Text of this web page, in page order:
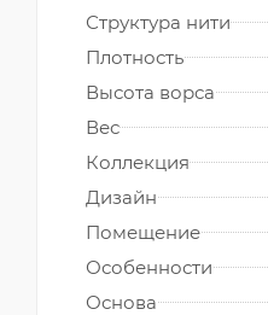
Структура нити
Плотность
Высота ворса
Вес
Коллекция
Дизайн
Помещение
Особенности
Основа